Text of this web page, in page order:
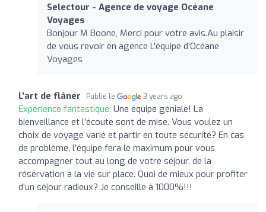
Selectour - Agence de voyage Océane
Voyages
Bonjour M Boone, Merci pour votre avis.Au plaisir
de vous revoir en agence L'équipe d'Océane
Voyages
L’art de flâner Publié le 3 years ago
Expérience fantastique: Une équipe géniale! La
bienveillance et l’écoute sont de mise. Vous voulez un
choix de voyage varié et partir en toute sécurité? En cas
de problème, l’équipe fera le maximum pour vous
accompagner tout au long de votre séjour, de la
réservation à la vie sur place. Quoi de mieux pour profiter
d’un séjour radieux? Je conseille à 1000%!!!